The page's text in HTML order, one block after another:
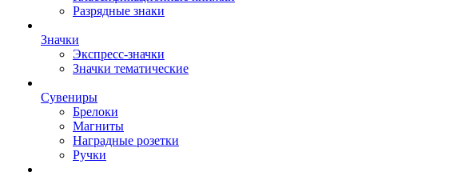
Разрядные знаки
Значки
Экспресс-значки
Значки тематические
Сувениры
Брелоки
Магниты
Наградные розетки
Ручки